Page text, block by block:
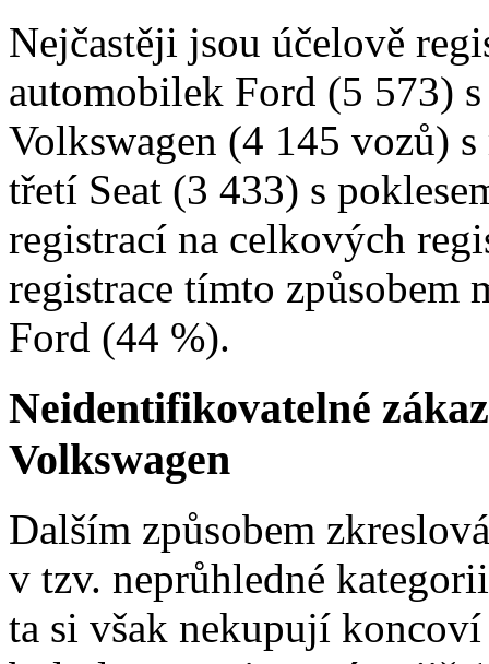
Nejčastěji jsou účelově
automobilek Ford (5 573)
Volkswagen (4 145 vozů)
třetí Seat (3 433) s
registrací na celkových
registrace tímto způsobem
Ford (44 %).
Neidentifikovatelné
Volkswagen
Dalším způsobem
v tzv. neprůhledné
ta si však nekupují